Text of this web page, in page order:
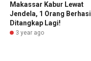
Makassar Kabur Lewat
Jendela, 1 Orang Berhasil
Ditangkap Lagi!
3 year ago